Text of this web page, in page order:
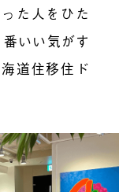
た人をひた
いい気がす
道住移住ド